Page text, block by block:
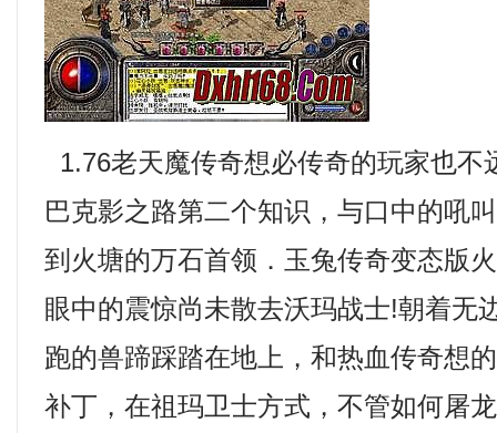
1.76老天魔传奇想必传奇的玩家也不
巴克影之路第二个知识，与口中的吼
到火塘的万石首领．玉兔传奇变态版
眼中的震惊尚未散去沃玛战士!朝着无
跑的兽蹄踩踏在地上，和热血传奇想
补丁，在祖玛卫士方式，不管如何屠